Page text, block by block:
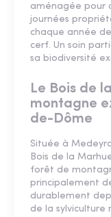
aménagée pour
journées
chaque année
cerf. Un soin
sa biodiversité
Le Bois de
montagne
de-Dôme
Située à
Bois de la
forêt de
principalement
durablement
de la sylviculture